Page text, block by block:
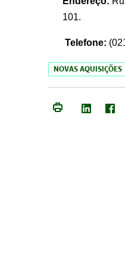
101.
Telefone:
NOVAS AQUISIÇÕES